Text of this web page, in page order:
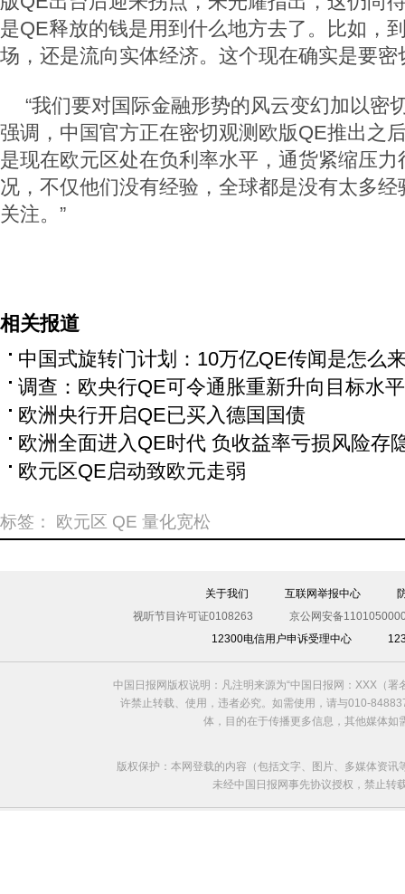
是QE释放的钱是用到什么地方去了。比如，
场，还是流向实体经济。这个现在确实是要密
“我们要对国际金融形势的风云变幻加以密
强调，中国官方正在密切观测欧版QE推出之
是现在欧元区处在负利率水平，通货紧缩压
况，不仅他们没有经验，全球都是没有太多
关注。”
相关报道
中国式旋转门计划：10万亿QE传闻是怎么
调查：欧央行QE可令通胀重新升向目标水平
欧洲央行开启QE已买入德国国债
欧洲全面进入QE时代 负收益率亏损风险存
欧元区QE启动致欧元走弱
标签： 欧元区 QE 量化宽松
关于我们 互联网举报中心
视听节目许可证0108263
京公网安备
12300电信用户申诉受理中心
中国日报网版权说明：凡注明来源为“中国日报网：XXX（
许禁止转载、使用，违者必究。如需使用，请与010-
体，目的在于传播更多信息，其他媒体
版权保护：本网登载的内容（包括文字、图片、多媒体资
未经中国日报网事先协议授权，禁止转